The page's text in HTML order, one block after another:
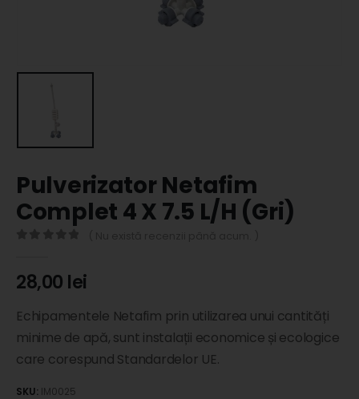
Pulverizator Netafim
Complet 4 X 7.5 L/H (Gri)
28,00 lei
Echipamentele Netafim prin utilizarea unui cantități
minime de apă, sunt instalații economice și ecologice
care corespund Standardelor UE.
SKU: IM0025